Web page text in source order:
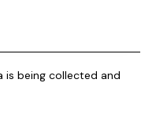
being collected and